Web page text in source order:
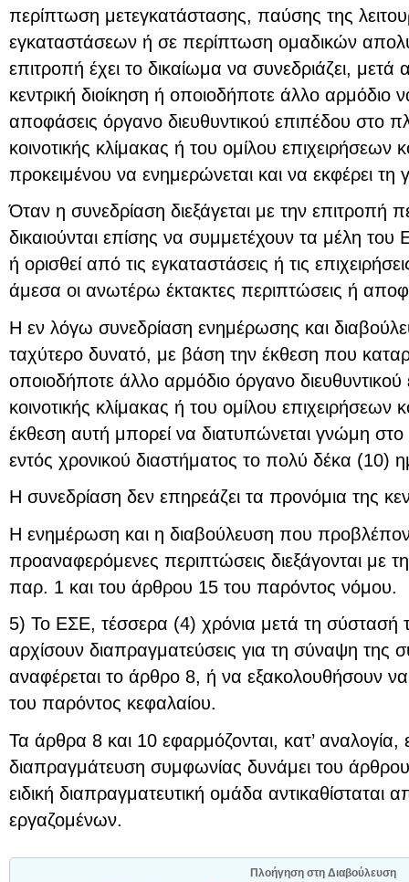
περίπτωση μετεγκατάστασης, παύσης της
εγκαταστάσεων ή σε περίπτωση ομαδικών
επιτροπή έχει το δικαίωμα να συνεδριάζει,
κεντρική διοίκηση ή οποιοδήποτε άλλο αρμόδιο
αποφάσεις όργανο διευθυντικού επιπέδου στο
κοινοτικής κλίμακας ή του ομίλου επιχειρήσεων
προκειμένου να ενημερώνεται και να εκφέρει
Όταν η συνεδρίαση διεξάγεται με την επιτροπή
δικαιούνται επίσης να συμμετέχουν τα μέλη του
ή ορισθεί από τις εγκαταστάσεις ή τις
άμεσα οι ανωτέρω έκτακτες περιπτώσεις ή
Η εν λόγω συνεδρίαση ενημέρωσης και
ταχύτερο δυνατό, με βάση την έκθεση που
οποιοδήποτε άλλο αρμόδιο όργανο διευθυντικού
κοινοτικής κλίμακας ή του ομίλου επιχειρήσεων
έκθεση αυτή μπορεί να διατυπώνεται γνώμη στο
εντός χρονικού διαστήματος το πολύ δέκα (10)
Η συνεδρίαση δεν επηρεάζει τα προνόμια της
Η ενημέρωση και η διαβούλευση που
προαναφερόμενες περιπτώσεις διεξάγονται με
παρ. 1 και του άρθρου 15 του παρόντος νόμου.
5) Το ΕΣΕ, τέσσερα (4) χρόνια μετά τη σύστασή
αρχίσουν διαπραγματεύσεις για τη σύναψη της
αναφέρεται το άρθρο 8, ή να εξακολουθήσουν να
του παρόντος κεφαλαίου.
Τα άρθρα 8 και 10 εφαρμόζονται, κατ’
διαπραγμάτευση συμφωνίας δυνάμει του
ειδική διαπραγματευτική ομάδα
εργαζομένων.
Πλοήγηση στη Διαβούλευση